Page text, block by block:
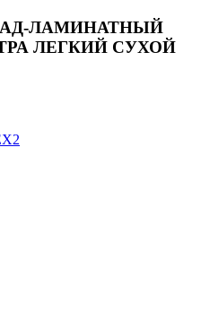
ЛАМИНАТНЫЙ
ЛЕГКИЙ СУХОЙ